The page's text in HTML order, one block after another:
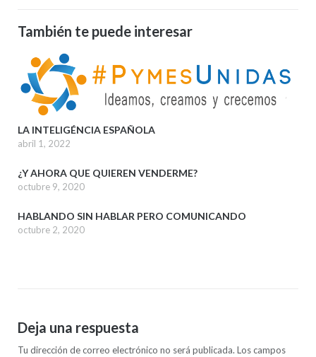
También te puede interesar
LA INTELIGÉNCIA ESPAÑOLA
abril 1, 2022
¿Y AHORA QUE QUIEREN VENDERME?
octubre 9, 2020
HABLANDO SIN HABLAR PERO COMUNICANDO
octubre 2, 2020
Deja una respuesta
Tu dirección de correo electrónico no será publicada. Los campos